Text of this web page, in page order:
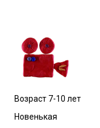
Возраст 7-10 лет
Новенькая